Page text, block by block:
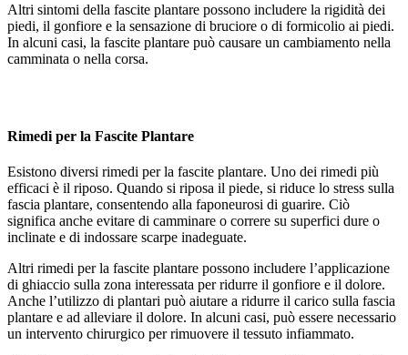
Altri sintomi della fascite plantare possono includere la rigidità dei
piedi, il gonfiore e la sensazione di bruciore o di formicolio ai piedi.
In alcuni casi, la fascite plantare può causare un cambiamento nella
camminata o nella corsa.
Rimedi per la Fascite Plantare
Esistono diversi rimedi per la fascite plantare. Uno dei rimedi più
efficaci è il riposo. Quando si riposa il piede, si riduce lo stress sulla
fascia plantare, consentendo alla faponeurosi di guarire. Ciò
significa anche evitare di camminare o correre su superfici dure o
inclinate e di indossare scarpe inadeguate.
Altri rimedi per la fascite plantare possono includere l’applicazione
di ghiaccio sulla zona interessata per ridurre il gonfiore e il dolore.
Anche l’utilizzo di plantari può aiutare a ridurre il carico sulla fascia
plantare e ad alleviare il dolore. In alcuni casi, può essere necessario
un intervento chirurgico per rimuovere il tessuto infiammato.